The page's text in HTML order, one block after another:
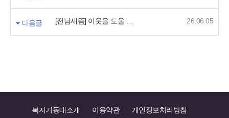
다음글 26.06.05
복지기동대소개 이용약관 개인정보처리방침